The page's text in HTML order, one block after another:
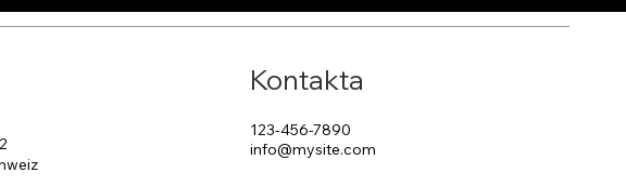
123-456-7890
info@mysite.com
Kontakta